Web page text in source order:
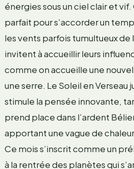
énergies sous un ciel clair et
parfait pour s’accorder un
les vents parfois tumultueux de
invitent à accueillir leurs
comme on accueille une
une serre. Le Soleil en Verseau
stimule la pensée innovante,
prend place dans l’ardent
apportant une vague de
Ce mois s’inscrit comme un
à la rentrée des planètes qui